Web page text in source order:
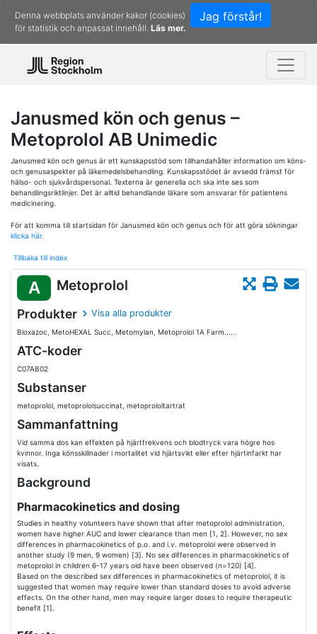
Jag förstår!
Denna webbplats använder kakor (cookies)
för statistik och anpassat innehåll. Läs mer.
Janusmed kön och genus –
Metoprolol AB Unimedic
Janusmed kön och genus är ett kunskapsstöd som tillhandahåller information om köns-
och genusaspekter på läkemedelsbehandling. Kunskapsstödet är avsedd främst för
hälso- och sjukvårdspersonal. Texterna är generella och ska inte ses som
behandlingsriktlinjer. Det är alltid behandlande läkare som ansvarar för patientens
medicinering.
För att komma till startsidan för Janusmed kön och genus och för att göra sökningar
klicka här.
Tillbaka till index
A Metoprolol
Produkter Visa alla produkter
Bloxazoc, MetoHEXAL Succ, Metomylan, Metoprolol 1A Farm......
ATC-koder
C07AB02
Substanser
metoprolol, metoprololsuccinat, metoprololtartrat
Sammanfattning
Vid samma dos kan effekten på hjärtfrekvens och blodtryck vara högre hos
kvinnor. Inga könsskillnader i mortalitet vid hjärtsvikt eller efter hjärtinfarkt har
visats.
Background
Pharmacokinetics and dosing
Studies in healthy volunteers have shown that after metoprolol administration,
women have higher AUC and lower clearance than men [1, 2]. However, no sex
differences in pharmacokinetics of p.o. and i.v. metoprolol were observed in
another study (9 men, 9 women) [3]. No sex differences in pharmacokinetics of
metoprolol in children 6-17 years old have been observed (n=120) [4].
Based on the described sex differences in pharmacokinetics of metoprolol, it is
suggested that women may require lower than standard doses to avoid adverse
effects. On the other hand, men may require larger doses to require therapeutic
benefit [1].